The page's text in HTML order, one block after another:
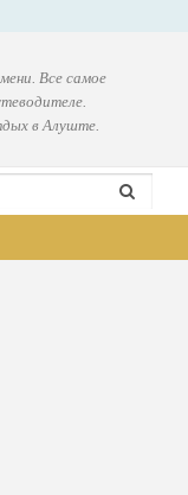
Все самое
в Алуште.